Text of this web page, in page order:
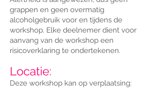
grappen en geen overmatig
alcoholgebruik voor en tijdens de
workshop. Elke deelnemer dient voor
aanvang van de workshop een
risicoverklaring te ondertekenen.
Locatie:
Deze workshop kan op verplaatsing: